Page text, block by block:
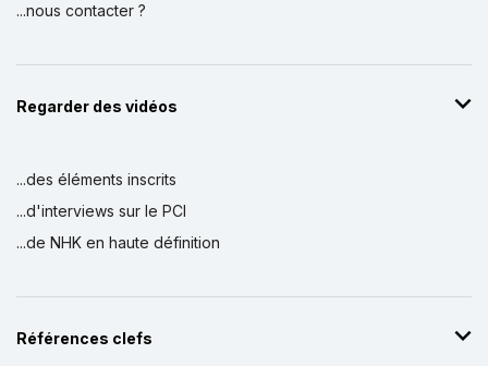
...nous contacter ?
Regarder des vidéos
...des éléments inscrits
...d'interviews sur le PCI
...de NHK en haute définition
Références clefs